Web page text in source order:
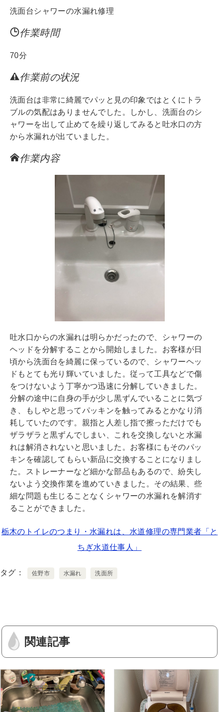
洗面台シャワーの水漏れ修理
作業時間
70分
作業前の状況
洗面台は非常に綺麗でパッと見の印象ではとくにトラ
ブルの気配はありませんでした。しかし、洗面台のシ
ャワーを出して止めてを繰り返してみると吐水口の方
から水漏れが出ていました。
作業内容
吐水口からの水漏れは明らかだったので、シャワーの
ヘッドを分解することから開始しました。お客様が日
頃から洗面台を綺麗に保っているので、シャワーヘッ
ドもとても光り輝いていました。従って工具などで傷
をつけないよう丁寧かつ迅速に分解していきました。
分解の途中に自身の手が少し黒ずんでいることに気づ
き、もしやと思ってパッキンを触ってみるとかなり消
耗していたのです。親指と人差し指で擦っただけでも
ザラザラと黒ずんでしまい、これを交換しないと水漏
れは解消されないと思いました。お客様にもそのパッ
キンを確認してもらい新品に交換することになりまし
た。ストレーナーなど細かな部品もあるので、紛失し
ないよう交換作業を進めていきました。その結果、些
細な問題も生じることなくシャワーの水漏れを解消す
ることができました。
栃木のトイレのつまり・水漏れは、水道修理の専門業者「と
ちぎ水道仕事人」
タグ 佐野市 水漏れ 洗面所
関連記事